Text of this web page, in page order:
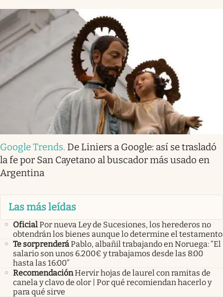
Google Trends. De Liniers a Google: así se trasladó
la fe por San Cayetano al buscador más usado en
Argentina
Las más leídas
OficialPor nueva Ley de Sucesiones, los herederos no
obtendrán los bienes aunque lo determine el testamento
Te sorprenderáPablo, albañil trabajando en Noruega: “El
salario son unos 6.200€ y trabajamos desde las 8:00
hasta las 16:00”
RecomendaciónHervir hojas de laurel con ramitas de
canela y clavo de olor | Por qué recomiendan hacerlo y
para qué sirve